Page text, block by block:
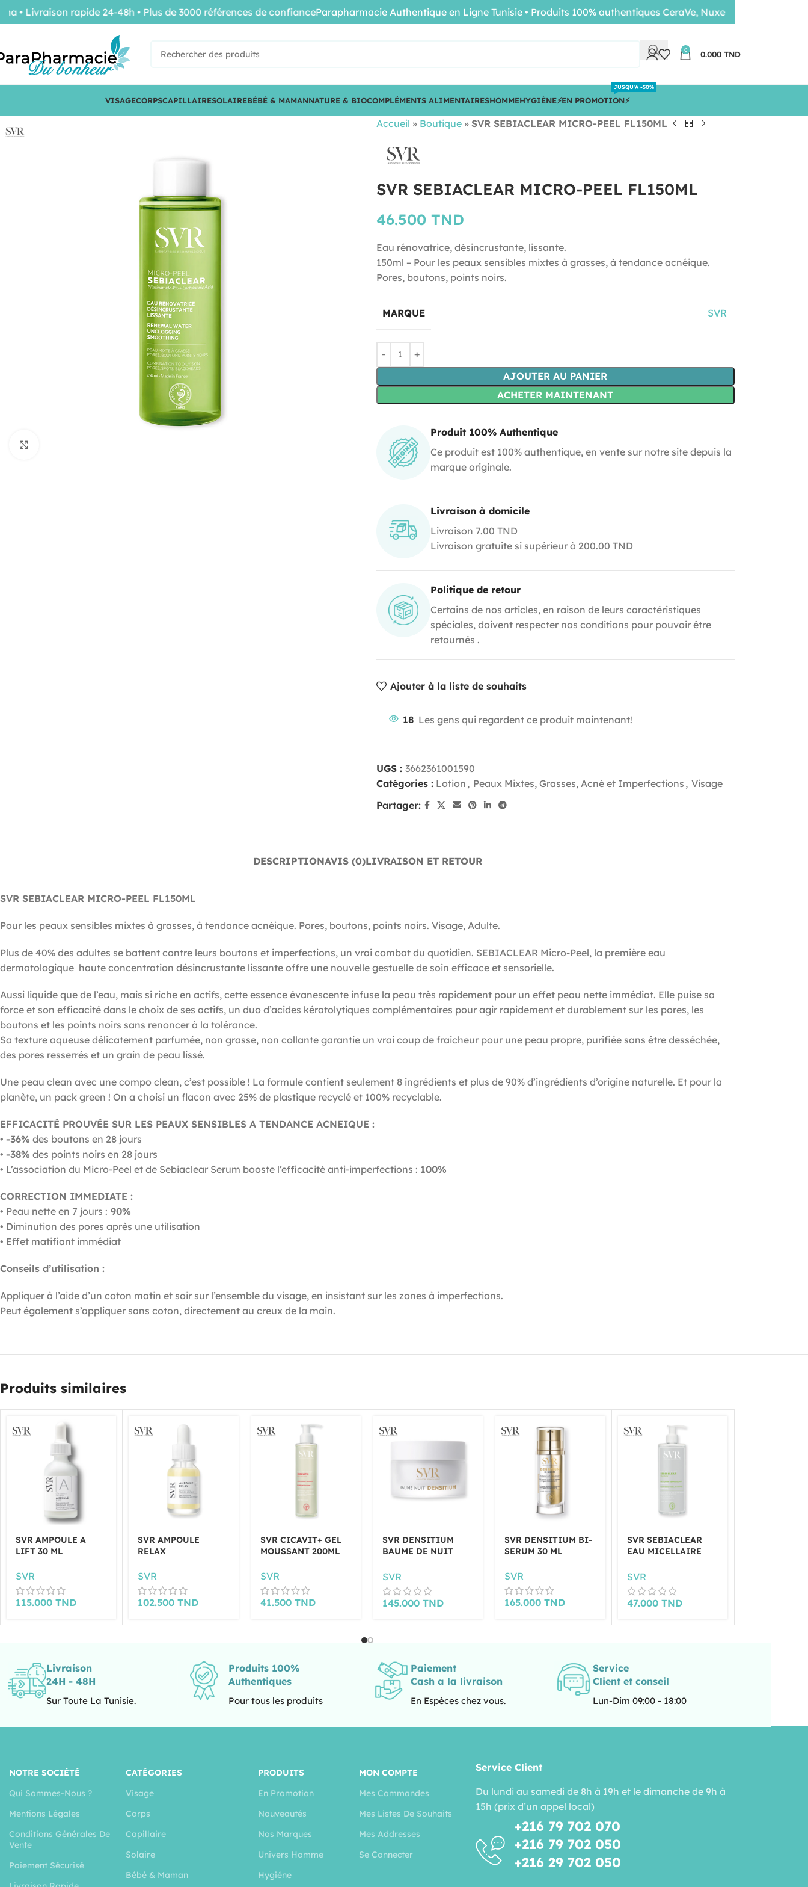
0 0.000 TND
VISAGECORPSCAPILLAIRESOLAIREBÉBÉ & MAMANNATURE & BIOCOMPLÉMENTS ALIMENTAIRESHOMMEHYGIÈNE⚡️EN PROMOTION⚡️
JUSQU'A -50%
Accueil » Boutique» SVR SEBIACLEAR MICRO-PEEL FL150ML
SVR SEBIACLEAR MICRO-PEEL FL150ML
46.500 TND
Eau rénovatrice, désincrustante, lissante.
150ml – Pour les peaux sensibles mixtes à grasses, à tendance acnéique.
Pores, boutons, points noirs.
MARQUE SVR
AJOUTER AU PANIER
ACHETER MAINTENANT
Produit 100% Authentique
Ce produit est 100% authentique, en vente sur notre site depuis la
marque originale.
Livraison à domicile
Livraison 7.00 TND
Livraison gratuite si supérieur à 200.00 TND
Politique de retour
Certains de nos articles, en raison de leurs caractéristiques
spéciales, doivent respecter nos conditions pour pouvoir être
retournés .
Ajouter à la liste de souhaits
18 Les gens qui regardent ce produit maintenant!
UGS : 3662361001590
Catégories : Lotion , Peaux Mixtes, Grasses, Acné et Imperfections , Visage
Partager:
DESCRIPTIONAVIS (0)LIVRAISON ET RETOUR
SVR SEBIACLEAR MICRO-PEEL FL150ML
Pour les peaux sensibles mixtes à grasses, à tendance acnéique. Pores, boutons, points noirs. Visage, Adulte.
Plus de 40% des adultes se battent contre leurs boutons et imperfections, un vrai combat du quotidien. SEBIACLEAR Micro-Peel, la première eau
dermatologique haute concentration désincrustante lissante offre une nouvelle gestuelle de soin efficace et sensorielle.
Aussi liquide que de l’eau, mais si riche en actifs, cette essence évanescente infuse la peau très rapidement pour un effet peau nette immédiat. Elle puise sa
force et son efficacité dans le choix de ses actifs, un duo d’acides kératolytiques complémentaires pour agir rapidement et durablement sur les pores, les
boutons et les points noirs sans renoncer à la tolérance.
Sa texture aqueuse délicatement parfumée, non grasse, non collante garantie un vrai coup de fraicheur pour une peau propre, purifiée sans être desséchée,
des pores resserrés et un grain de peau lissé.
Une peau clean avec une compo clean, c’est possible ! La formule contient seulement 8 ingrédients et plus de 90% d’ingrédients d’origine naturelle. Et pour la
planète, un pack green ! On a choisi un flacon avec 25% de plastique recyclé et 100% recyclable.
EFFICACITÉ PROUVÉE SUR LES PEAUX SENSIBLES A TENDANCE ACNEIQUE :
• -36% des boutons en 28 jours
• -38% des points noirs en 28 jours
• L’association du Micro-Peel et de Sebiaclear Serum booste l’efficacité anti-imperfections : 100%
CORRECTION IMMEDIATE :
• Peau nette en 7 jours : 90%
• Diminution des pores après une utilisation
• Effet matifiant immédiat
Conseils d’utilisation :
Appliquer à l’aide d’un coton matin et soir sur l’ensemble du visage, en insistant sur les zones à imperfections.
Peut également s’appliquer sans coton, directement au creux de la main.
Produits similaires
SVR AMPOULE A
LIFT 30 ML
SVR
115.000 TND
SVR AMPOULE
RELAX
SVR
102.500TND
SVR CICAVIT+ GEL
MOUSSANT 200ML
SVR
41.500 TND
SVR DENSITIUM
BAUME DE NUIT
SVR
145.000 TND
SVR DENSITIUM BI-
SERUM 30 ML
SVR
165.000TND
SVR SEBIACLEAR
EAU MICELLAIRE
SVR
47.000 TND
Livraison
24H - 48H
Sur Toute La Tunisie.
Produits 100%
Authentiques
Pour tous les produits
Paiement
Cash a la livraison
En Espèces chez vous.
Service
Client et conseil
Lun-Dim 09:00 - 18:00
NOTRE SOCIÉTÉ
Qui Sommes-Nous ?
Mentions Légales
Conditions Générales De
Vente
Paiement Sécurisé
CATÉGORIES
Visage
Corps
Capillaire
Solaire
Bébé & Maman
PRODUITS
En Promotion
Nouveautés
Nos Marques
Univers Homme
Hygiéne
MON COMPTE
Mes Commandes
Mes Listes De Souhaits
Mes Addresses
Se Connecter
Service Client
Du lundi au samedi de 8h à 19h et le dimanche de 9h à
15h (prix d’un appel local)
+216 79 702 070
+216 79 702 050
+216 29 702 050
rapide 24-48h • Plus de 3000 références de confianceParapharmacie Authentique en Ligne Tunisie • Produits 100% authentiques CeraVe, Nuxe, Bioderma •